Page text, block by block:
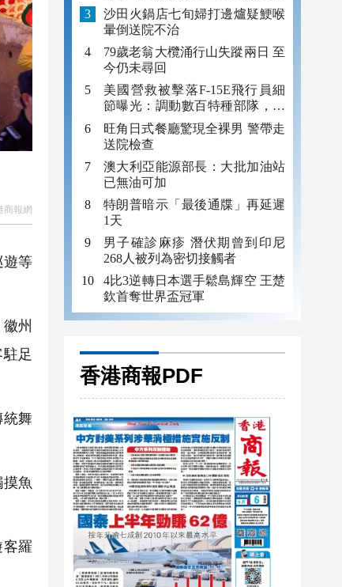
21:36
商報網
遊等
州
足
統舞
魚
羅
分鐘
沙田火鍋店七旬婦打邊爐疑鯁喉
暈倒送院不治
79歲老翁大欖涌行山失蹤兩日 至
今仍未尋回
美國營救被擊落F-15E飛行員細
節曝光：調動數百特種部隊，損
失多架飛機
旺角日式餐廳驚現全裸男 警帶走
送院檢查
澳大利亞能源部長：大批加油站
已無油可加
特朗普暗示「最後通牒」再延遲
1天
男子確診麻疹 潛伏期曾到印尼
268人被列為密切接觸者
4比3逆轉日本選手鬆島輝空 王楚
欽首奪世界盃冠軍
香港商報PDF